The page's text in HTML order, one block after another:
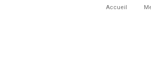
Accueil